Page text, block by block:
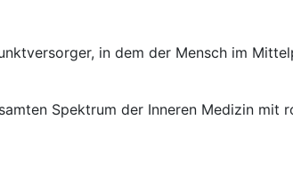
in dem der Mensch im
Spektrum der Inneren Medizin mit